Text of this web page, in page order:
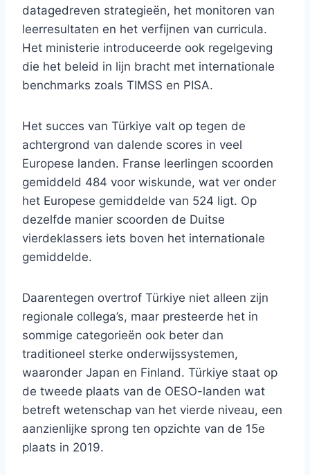
datagedreven strategieën, het monitoren van
leerresultaten en het verfijnen van curricula.
Het ministerie introduceerde ook regelgeving
die het beleid in lijn bracht met internationale
benchmarks zoals TIMSS en PISA.
Het succes van Türkiye valt op tegen de
achtergrond van dalende scores in veel
Europese landen. Franse leerlingen scoorden
gemiddeld 484 voor wiskunde, wat ver onder
het Europese gemiddelde van 524 ligt. Op
dezelfde manier scoorden de Duitse
vierdeklassers iets boven het internationale
gemiddelde.
Daarentegen overtrof Türkiye niet alleen zijn
regionale collega’s, maar presteerde het in
sommige categorieën ook beter dan
traditioneel sterke onderwijssystemen,
waaronder Japan en Finland. Türkiye staat op
de tweede plaats van de OESO-landen wat
betreft wetenschap van het vierde niveau, een
aanzienlijke sprong ten opzichte van de 15e
plaats in 2019.